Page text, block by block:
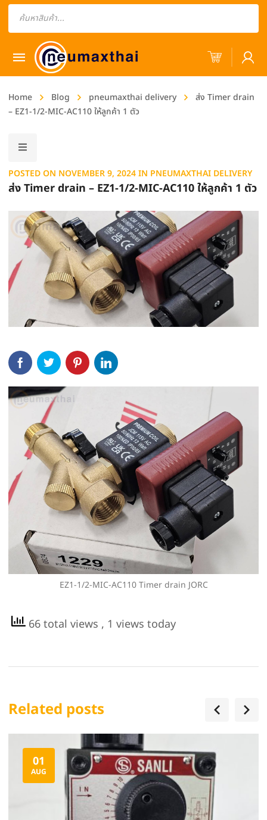
Products
search
Home Blog pneumaxthai delivery
ส่ง Timer drain
– EZ1-1/2-MIC-AC110 ให้ลูกค้า 1 ตัว
POSTED ON NOVEMBER 9, 2024IN PNEUMAXTHAI DELIVERY
ส่ง Timer drain – EZ1-1/2-MIC-AC110 ให้ลูกค้า 1 ตัว
EZ1-1/2-MIC-AC110 Timer drain JORC
66 total views , 1 views today
Related posts
01
AUG